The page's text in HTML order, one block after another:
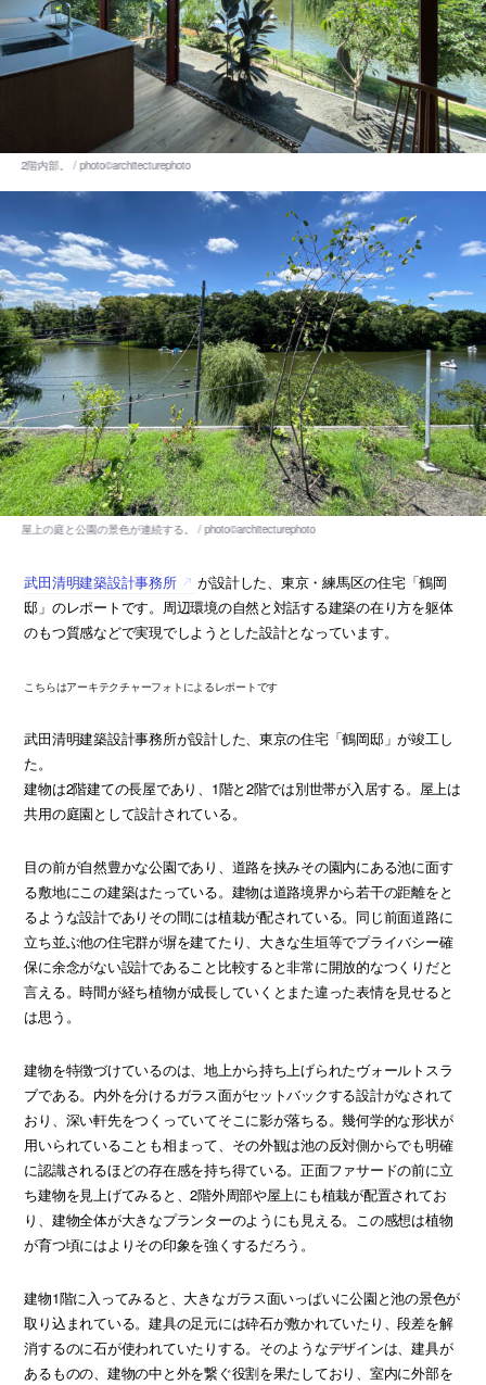
武田清明建築設計事務所
が設計した、東京・練馬区の住宅「鶴岡
邸」のレポートです。周辺環境の自然と対話する建築の在り方を躯体
のもつ質感などで実現でしようとした設計となっています。
こちらはアーキテクチャーフォトによるレポートです
武田清明建築設計事務所が設計した、東京の住宅「鶴岡邸」が竣工し
た。
建物は2階建ての長屋であり、1階と2階では別世帯が入居する。屋上は
共用の庭園として設計されている。
目の前が自然豊かな公園であり、道路を挟みその園内にある池に面す
る敷地にこの建築はたっている。建物は道路境界から若干の距離をと
るような設計でありその間には植栽が配されている。同じ前面道路に
立ち並ぶ他の住宅群が塀を建てたり、大きな生垣等でプライバシー確
保に余念がない設計であること比較すると非常に開放的なつくりだと
言える。時間が経ち植物が成長していくとまた違った表情を見せると
は思う。
建物を特徴づけているのは、地上から持ち上げられたヴォールトスラ
ブである。内外を分けるガラス面がセットバックする設計がなされて
おり、深い軒先をつくっていてそこに影が落ちる。幾何学的な形状が
用いられていることも相まって、その外観は池の反対側からでも明確
に認識されるほどの存在感を持ち得ている。正面ファサードの前に立
ち建物を見上げてみると、2階外周部や屋上にも植栽が配置されてお
り、建物全体が大きなプランターのようにも見える。この感想は植物
が育つ頃にはよりその印象を強くするだろう。
建物1階に入ってみると、大きなガラス面いっぱいに公園と池の景色が
取り込まれている。建具の足元には砕石が敷かれていたり、段差を解
消するのに石が使われていたりする。そのようなデザインは、建具が
あるものの、建物の中と外を繋ぐ役割を果たしており、室内に外部を